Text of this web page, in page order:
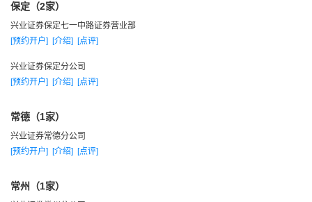
保定（2家）
兴业证券保定七一中路证券营业部
[预约开户] [介绍] [点评]
兴业证券保定分公司
[预约开户] [介绍] [点评]
常德（1家）
兴业证券常德分公司
[预约开户] [介绍] [点评]
常州（1家）